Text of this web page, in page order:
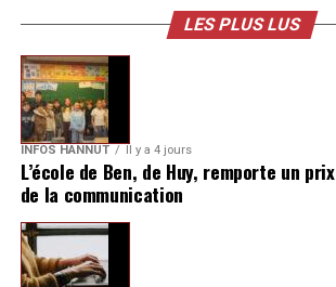
LES PLUS LUS
INFOS HANNUT Il y a 4 jours
L’école de Ben, de Huy, remporte un prix
de la communication